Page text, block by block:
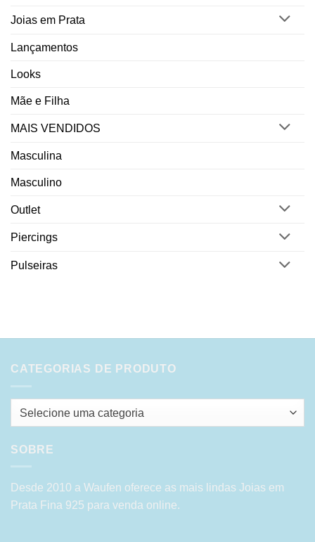
Joias em Prata
Lançamentos
Looks
Mãe e Filha
MAIS VENDIDOS
Masculina
Masculino
Outlet
Piercings
Pulseiras
CATEGORIAS DE PRODUTO
Selecione uma categoria
SOBRE
Desde 2010 a Waufen oferece as mais lindas Joias em
Prata Fina 925 para venda online.